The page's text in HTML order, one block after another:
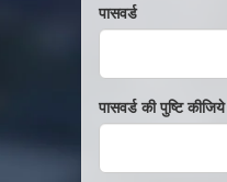
पासवर्ड
पासवर्ड की पुष्टि कीजिये